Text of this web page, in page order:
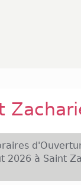
2026 à Saint